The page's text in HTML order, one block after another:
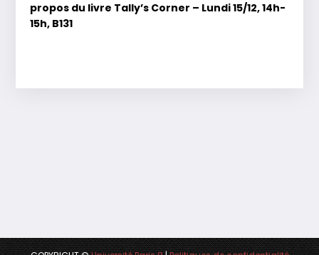
propos du livre Tally’s Corner – Lundi 15/12, 14h-
15h, B131